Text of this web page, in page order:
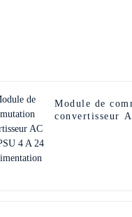
Module de
convertisseur